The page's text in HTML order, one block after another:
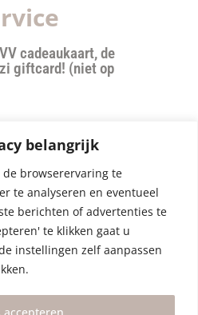
belangrijk
browserervaring te
te analyseren en eventueel
berichten of advertenties te
te klikken gaat u
instellingen zelf aanpassen
accepteren
cadeaukaart, de
giftcard! (niet op